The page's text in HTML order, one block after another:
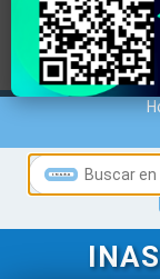
MARCAS
NOTICIAS